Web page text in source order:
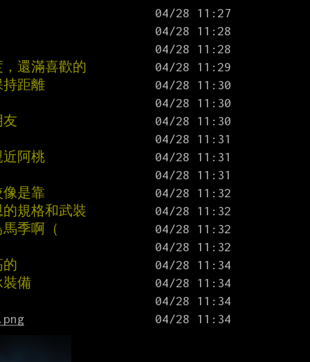
還滿喜歡的
距離
友
近阿桃
是靠
規格和武裝
季啊（
的
備